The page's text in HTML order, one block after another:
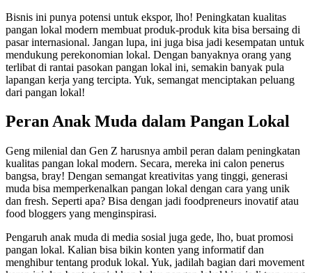
Bisnis ini punya potensi untuk ekspor, lho! Peningkatan kualitas
pangan lokal modern membuat produk-produk kita bisa bersaing di
pasar internasional. Jangan lupa, ini juga bisa jadi kesempatan untuk
mendukung perekonomian lokal. Dengan banyaknya orang yang
terlibat di rantai pasokan pangan lokal ini, semakin banyak pula
lapangan kerja yang tercipta. Yuk, semangat menciptakan peluang
dari pangan lokal!
Peran Anak Muda dalam Pangan Lokal
Geng milenial dan Gen Z harusnya ambil peran dalam peningkatan
kualitas pangan lokal modern. Secara, mereka ini calon penerus
bangsa, bray! Dengan semangat kreativitas yang tinggi, generasi
muda bisa memperkenalkan pangan lokal dengan cara yang unik
dan fresh. Seperti apa? Bisa dengan jadi foodpreneurs inovatif atau
food bloggers yang menginspirasi.
Pengaruh anak muda di media sosial juga gede, lho, buat promosi
pangan lokal. Kalian bisa bikin konten yang informatif dan
menghibur tentang produk lokal. Yuk, jadilah bagian dari movement